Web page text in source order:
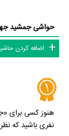
حواشی جمشید
اضافه کردن
هنوز کسی برای
نفری باشید که